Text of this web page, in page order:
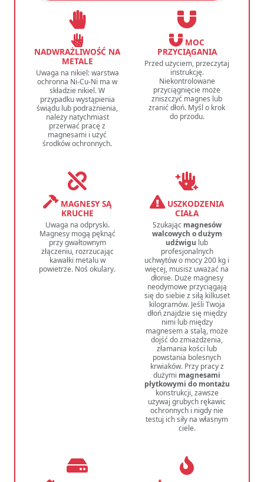
NADWRAŻLIWOŚĆ NA
METALE
Uwaga na nikiel: warstwa
ochronna Ni-Cu-Ni ma w
składzie nikiel. W
przypadku wystąpienia
świądu lub podrażnienia,
należy natychmiast
przerwać pracę z
magnesami i użyć
środków ochronnych.
MOC
PRZYCIĄGANIA
Przed użyciem, przeczytaj
instrukcję.
Niekontrolowane
przyciągnięcie może
zniszczyć magnes lub
zranić dłoń. Myśl o krok
do przodu.
MAGNESY SĄ
KRUCHE
Uwaga na odpryski.
Magnesy mogą pęknąć
przy gwałtownym
złączeniu, rozrzucając
kawałki metalu w
powietrze. Noś okulary.
USZKODZENIA
CIAŁA
Szukając magnesów
walcowych o dużym
udźwigu lub
profesjonalnych
uchwytów o mocy 200 kg i
więcej, musisz uważać na
dłonie. Duże magnesy
neodymowe przyciągają
się do siebie z siłą kilkuset
kilogramów. Jeśli Twoja
dłoń znajdzie się między
nimi lub między
magnesem a stalą, może
dojść do zmiażdżenia,
złamania kości lub
powstania bolesnych
krwiaków. Przy pracy z
dużymi magnesami
płytkowymi do montażu
konstrukcji, zawsze
używaj grubych rękawic
ochronnych i nigdy nie
testuj ich siły na własnym
ciele.